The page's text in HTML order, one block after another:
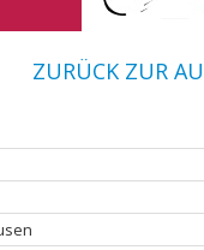
ZURÜCK ZUR